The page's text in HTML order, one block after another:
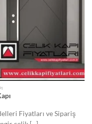
Fiyatları ve Sipariş